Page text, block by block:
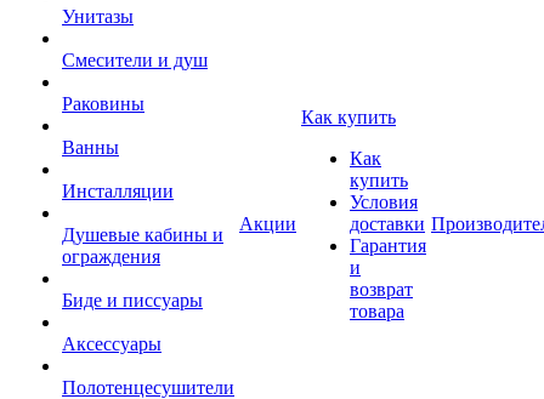
Унитазы
Смесители и душ
Раковины
Ванны
Инсталляции
Душевые кабины и
ограждения
Биде и писсуары
Аксессуары
Полотенцесушители
Акции
Как купить
Как
купить
Условия
доставки
Гарантия
и
возврат
товара